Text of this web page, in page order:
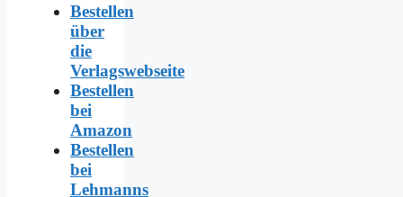
Bestellen
über
die
Verlagswebseite
Bestellen
bei
Amazon
Bestellen
bei
Lehmanns